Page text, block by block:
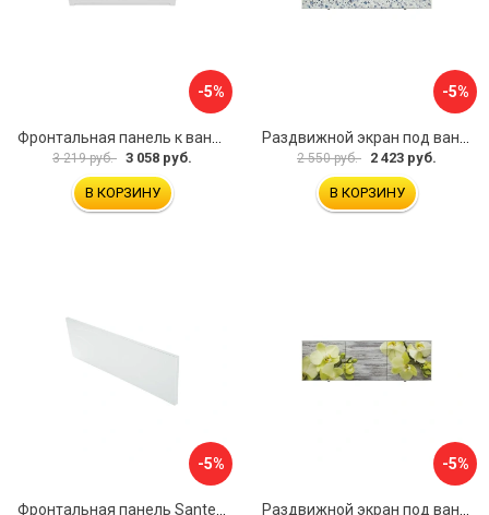
-5%
3 219 руб. 3 058 руб.
В КОРЗИНУ
-5%
2 550 руб. 2 423 руб.
В КОРЗИНУ
-5% -5%